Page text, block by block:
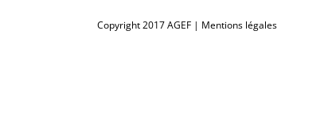
Copyright 2017 AGEF | Mentions légales